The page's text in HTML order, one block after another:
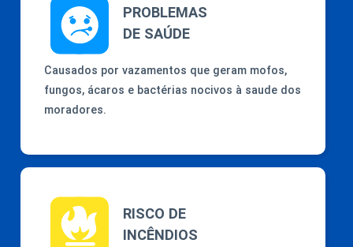
PROBLEMAS
DE SAÚDE
Causados por vazamentos que geram mofos,
fungos, ácaros e bactérias nocivos à saude dos
moradores.
RISCO DE
INCÊNDIOS